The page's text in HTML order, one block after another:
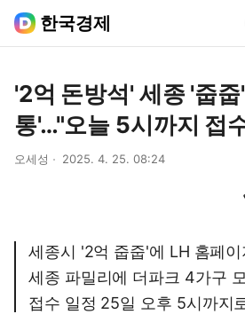
한국경제
'2억 돈방석' 세종 '줍
통'…"오늘 5시까지 접
오세성 2025. 4. 25. 08:24
세종시 '2억 줍줍'에 LH 홈페이
세종 파밀리에 더파크 4가구
접수 일정 25일 오후 5시까지